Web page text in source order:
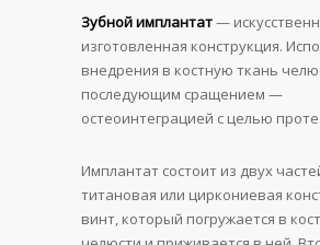
Зубной имплантат—
изготовленная конструкция.
внедрения в костную ткань
последующим сращением —
остеоинтеграцией с целью
Имплантат состоит из двух
титановая или циркониевая
винт, который погружается в